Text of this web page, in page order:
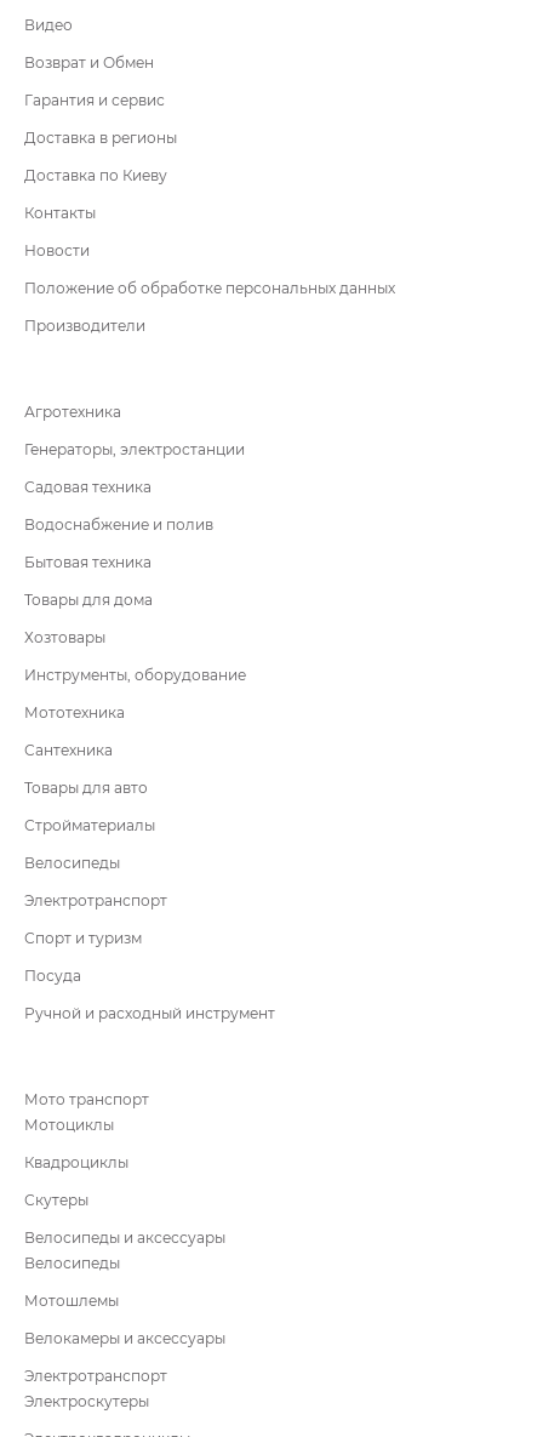
Видео
Возврат и Обмен
Гарантия и сервис
Доставка в регионы
Доставка по Киеву
Контакты
Новости
Положение об обработке персональных данных
Производители
Агротехника
Генераторы, электростанции
Садовая техника
Водоснабжение и полив
Бытовая техника
Товары для дома
Хозтовары
Инструменты, оборудование
Мототехника
Сантехника
Товары для авто
Стройматериалы
Велосипеды
Электротранспорт
Спорт и туризм
Посуда
Ручной и расходный инструмент
Мото транспорт
Мотоциклы
Квадроциклы
Скутеры
Велосипеды и аксессуары
Велосипеды
Мотошлемы
Велокамеры и аксессуары
Электротранспорт
Электроскутеры